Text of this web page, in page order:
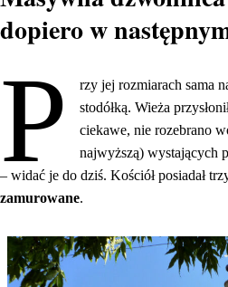
dopiero w
P
rzy jej rozmiarach sama
stodółką. Wieża
ciekawe, nie rozebrano
najwyższą) wystających
– widać je do dziś. Kościół posiadał
zamurowane.